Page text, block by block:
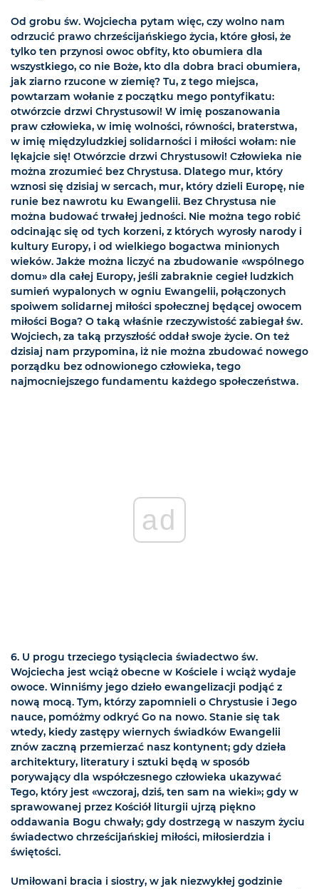
Od grobu św. Wojciecha pytam więc, czy wolno nam
odrzucić prawo chrześcijańskiego życia, które głosi, że
tylko ten przynosi owoc obfity, kto obumiera dla
wszystkiego, co nie Boże, kto dla dobra braci obumiera,
jak ziarno rzucone w ziemię? Tu, z tego miejsca,
powtarzam wołanie z początku mego pontyfikatu:
otwórzcie drzwi Chrystusowi! W imię poszanowania
praw człowieka, w imię wolności, równości, braterstwa,
w imię międzyludzkiej solidarności i miłości wołam: nie
lękajcie się! Otwórzcie drzwi Chrystusowi! Człowieka nie
można zrozumieć bez Chrystusa. Dlatego mur, który
wznosi się dzisiaj w sercach, mur, który dzieli Europę, nie
runie bez nawrotu ku Ewangelii. Bez Chrystusa nie
można budować trwałej jedności. Nie można tego robić
odcinając się od tych korzeni, z których wyrosły narody i
kultury Europy, i od wielkiego bogactwa minionych
wieków. Jakże można liczyć na zbudowanie «wspólnego
domu» dla całej Europy, jeśli zabraknie cegieł ludzkich
sumień wypalonych w ogniu Ewangelii, połączonych
spoiwem solidarnej miłości społecznej będącej owocem
miłości Boga? O taką właśnie rzeczywistość zabiegał św.
Wojciech, za taką przyszłość oddał swoje życie. On też
dzisiaj nam przypomina, iż nie można zbudować nowego
porządku bez odnowionego człowieka, tego
najmocniejszego fundamentu każdego społeczeństwa.
ad
6. U progu trzeciego tysiąclecia świadectwo św.
Wojciecha jest wciąż obecne w Kościele i wciąż wydaje
owoce. Winniśmy jego dzieło ewangelizacji podjąć z
nową mocą. Tym, którzy zapomnieli o Chrystusie i Jego
nauce, pomóżmy odkryć Go na nowo. Stanie się tak
wtedy, kiedy zastępy wiernych świadków Ewangelii
znów zaczną przemierzać nasz kontynent; gdy dzieła
architektury, literatury i sztuki będą w sposób
porywający dla współczesnego człowieka ukazywać
Tego, który jest «wczoraj, dziś, ten sam na wieki»; gdy w
sprawowanej przez Kościół liturgii ujrzą piękno
oddawania Bogu chwały; gdy dostrzegą w naszym życiu
świadectwo chrześcijańskiej miłości, miłosierdzia i
świętości.
Umiłowani bracia i siostry, w jak niezwykłej godzinie